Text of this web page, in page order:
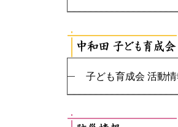
子ども育成会 活動情